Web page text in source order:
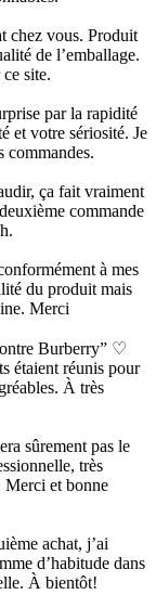
chez vous. Produit
de l’emballage.
site.
par la rapidité
et votre sériosité. Je
commandes.
ça fait vraiment
commande
à mes
du produit mais
Merci
Burberry” ♡
étaient réunis pour
À très
sûrement pas le
très
Merci et bonne
achat, j’ai
d’habitude dans
À bientôt!